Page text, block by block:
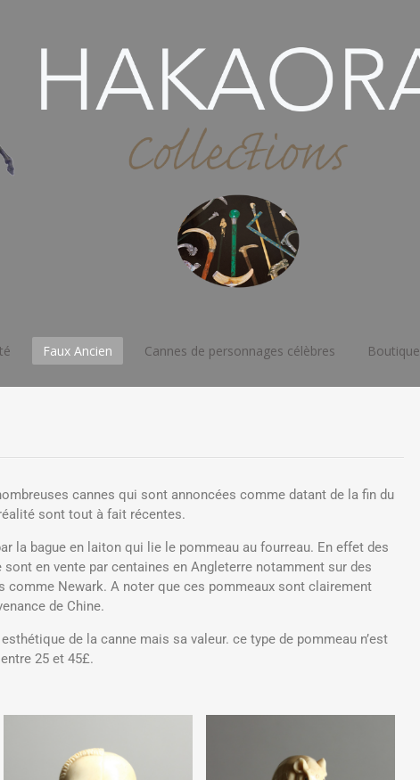
Faux Ancien Cannes de personnages célèbres Boutique
cannes qui sont annoncées comme datant de la fin du
sont tout à fait récentes.
la bague en laiton qui lie le pommeau au fourreau. En effet des
sont en vente par centaines en Angleterre notamment sur des
comme Newark. A noter que ces pommeaux sont clairement
de Chine.
de la canne mais sa valeur. ce type de pommeau n’est
25 et 45£.